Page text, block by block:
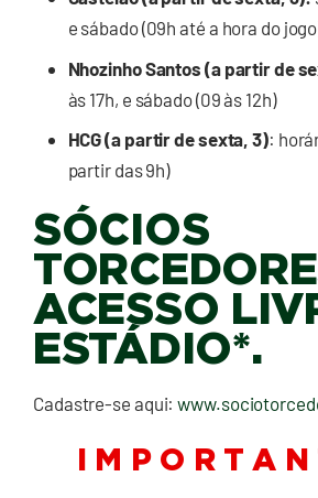
e sábado (09h até a hora do
Nhozinho Santos (a partir de
às 17h, e sábado (09 às 12h)
HCG (a partir de sexta, 3):
partir das 9h)
SÓCIOS
ACESSO
ESTÁDIO*.
Cadastre-se aqui:
I M P O R T A N